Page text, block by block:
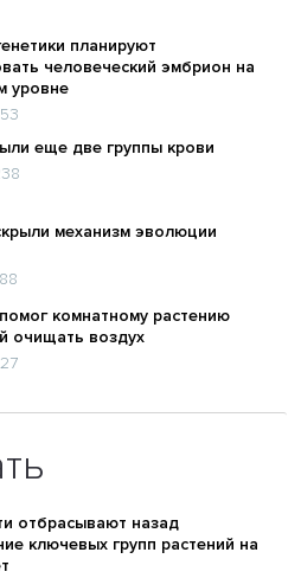
планируют
человеческий эмбрион на
уровне
еще две группы крови
механизм эволюции
комнатному растению
очищать воздух
отбрасывают назад
ключевых групп растений на